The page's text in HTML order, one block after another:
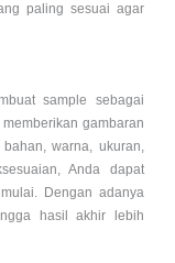
paling sesuai agar
sample sebagai
gambaran
warna, ukuran,
Anda dapat
Dengan adanya
hasil akhir lebih